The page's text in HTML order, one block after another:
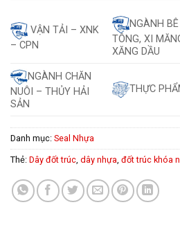
VẬN TẢI – XNK
– CPN
NGÀNH BÊ
TÔNG, XI
XĂNG DẦU
NGÀNH CHĂN
NUÔI – THỦY HẢI
SẢN
THỰC
Danh mục: Seal Nhựa
Thẻ: Dây đốt trúc, dây nhựa, đốt trúc khóa